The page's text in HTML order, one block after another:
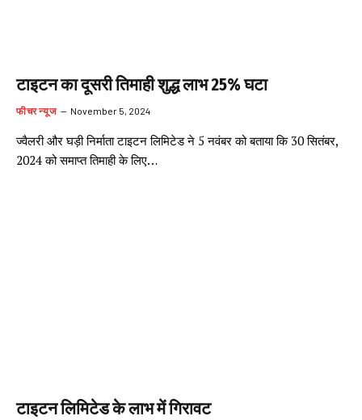
टाइटन का दूसरी तिमाही शुद्ध लाभ 25% घटा
फीचर न्यूज November 5, 2024
ज्वैलरी और घड़ी निर्माता टाइटन लिमिटेड ने 5 नवंबर को बताया कि 30 सितंबर,
2024 को समाप्त तिमाही के लिए…
टाइटन लिमिटेड के लाभ में गिरावट